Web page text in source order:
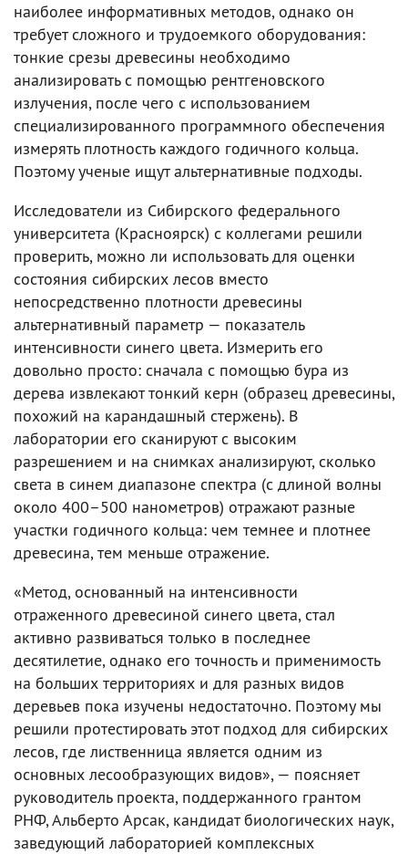
наиболее информативных методов, однако он
требует сложного и трудоемкого оборудования:
тонкие срезы древесины необходимо
анализировать с помощью рентгеновского
излучения, после чего с использованием
специализированного программного обеспечения
измерять плотность каждого годичного кольца.
Поэтому ученые ищут альтернативные подходы.
Исследователи из Сибирского федерального
университета (Красноярск) с коллегами решили
проверить, можно ли использовать для оценки
состояния сибирских лесов вместо
непосредственно плотности древесины
альтернативный параметр — показатель
интенсивности синего цвета. Измерить его
довольно просто: сначала с помощью бура из
дерева извлекают тонкий керн (образец древесины,
похожий на карандашный стержень). В
лаборатории его сканируют с высоким
разрешением и на снимках анализируют, сколько
света в синем диапазоне спектра (с длиной волны
около 400–500 нанометров) отражают разные
участки годичного кольца: чем темнее и плотнее
древесина, тем меньше отражение.
«Метод, основанный на интенсивности
отраженного древесиной синего цвета, стал
активно развиваться только в последнее
десятилетие, однако его точность и применимость
на больших территориях и для разных видов
деревьев пока изучены недостаточно. Поэтому мы
решили протестировать этот подход для сибирских
лесов, где лиственница является одним из
основных лесообразующих видов», — поясняет
руководитель проекта, поддержанного грантом
РНФ, Альберто Арсак, кандидат биологических наук,
заведующий лабораторией комплексных